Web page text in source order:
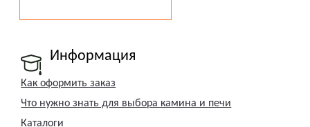
Информация
Как оформить заказ
Что нужно знать для выбора камина и печи
Каталоги